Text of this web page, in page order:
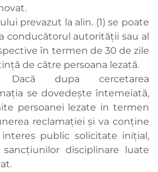
prevazut la alin. (1) se poate
conducătorul autorității sau al
în termen de 30 de zile
de către persoana lezată.
cercetarea
se dovedește întemeiată,
persoanei lezate in termen
reclamației și va conține
public solicitate inițial,
disciplinare luate